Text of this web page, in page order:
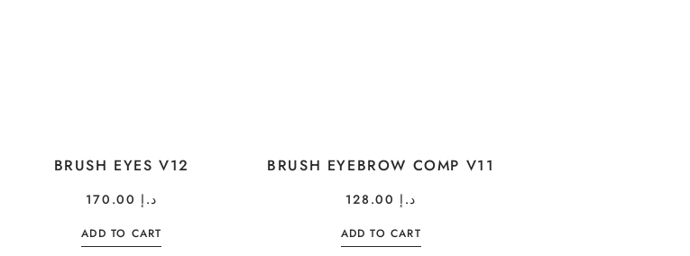
BRUSH EYES V12
د.إ
ADD TO CART
BRUSH EYEBROW COMP V11
د.إ
ADD TO CART